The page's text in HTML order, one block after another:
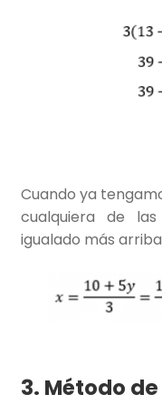
Cuando ya
cualquiera de
igualado más
3. Método